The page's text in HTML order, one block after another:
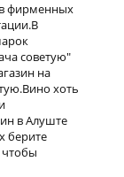
фирменных
советую"
на
хоть
в Алуште
берите
чтобы